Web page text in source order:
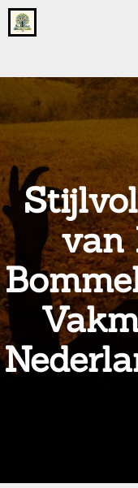
Go
to
page
onsgrotegezin.nl
van